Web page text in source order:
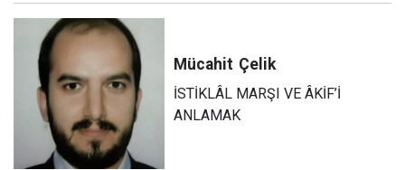
Mücahit Çelik
İSTİKLÂL MARŞI VE ÂKİF’İ
ANLAMAK